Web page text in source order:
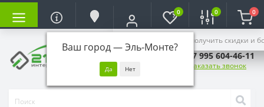
Ваш город —Эль-Монте?
Войдите, чтобы получить скидки и
0 0 0
+7 995 604-46-11
Заказать звонок